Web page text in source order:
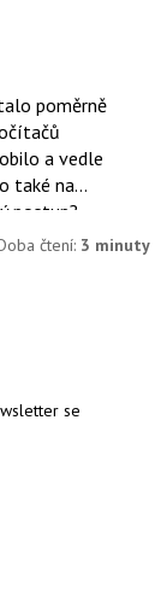
poměrně
a vedle
také na
postup?
čtení: 3 minuty
se